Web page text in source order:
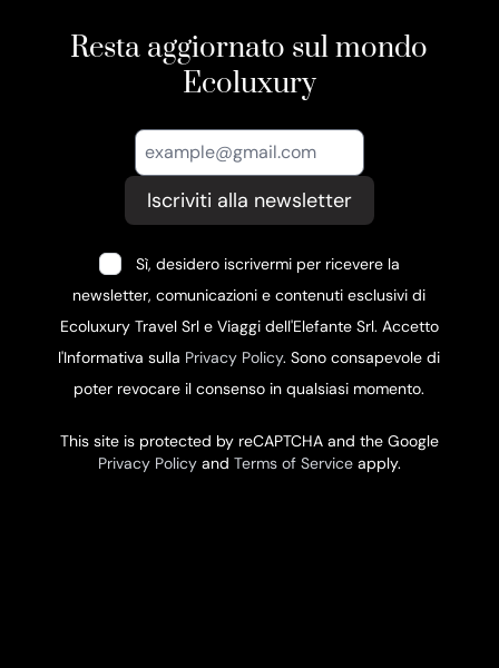
Resta aggiornato sul mondo
Ecoluxury
Iscriviti alla newsletter
Sì, desidero iscrivermi per ricevere la
newsletter, comunicazioni e contenuti esclusivi di
Ecoluxury Travel Srl e Viaggi dell'Elefante Srl. Accetto
l'Informativa sulla Privacy Policy. Sono consapevole di
poter revocare il consenso in qualsiasi momento.
This site is protected by reCAPTCHA and the Google
Privacy Policyand Terms of Serviceapply.